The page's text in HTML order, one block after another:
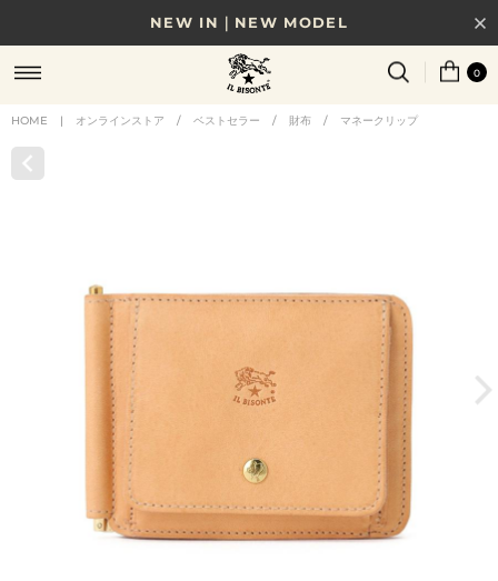
NEW IN｜NEW MODEL
8/17(月)10時まで｜税込11,000円以上で送料無料
贈る相手やシーンから選べる、新しいギフトガイド
0
HOME | オンラインストア / ベストセラー / 財布 / マネークリップ